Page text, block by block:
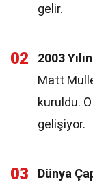
gelir.
02 2003
Matt
kuruldu.
gelişiyor.
03 Dünya